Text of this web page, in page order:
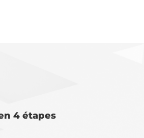
4 étapes